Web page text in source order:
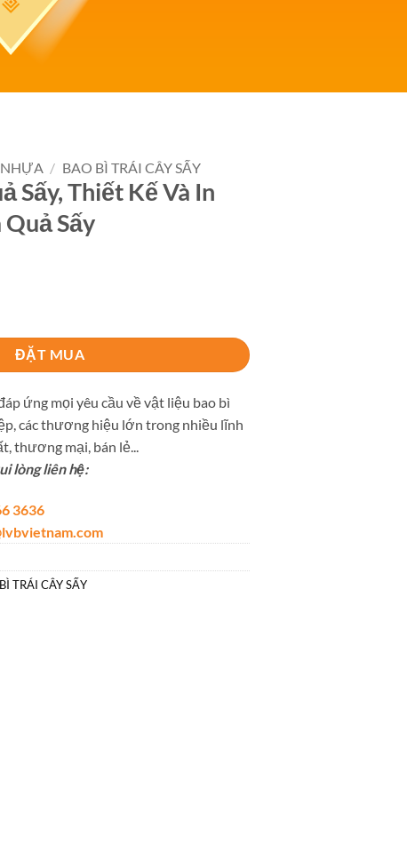
/ BAO BÌ TRÁI CÂY SẤY
Sấy, Thiết Kế Và In
Sấy
Và In Ấn Bao Bì Hoa Quả Sấy số lượng
ĐẶT MUA
ứng mọi yêu cầu về vật liệu bao bì
các thương hiệu lớn trong nhiều lĩnh
thương mại, bán lẻ...
lòng liên hệ:
3636
TRÁI CÂY SẤY